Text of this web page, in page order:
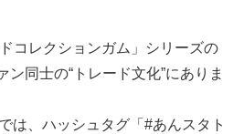
コレクションガム」シリーズの
ン同士の“トレード文化”にありま
は、ハッシュタグ「#あんスタト